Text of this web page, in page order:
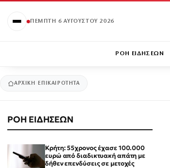
ΠΈΜΠΤΗ 6 ΑΥΓΟΎΣΤΟΥ 2026
ΡΟΗ ΕΙΔΗΣΕΩΝ
ΑΡΧΙΚΉ ΕΠΙΚΑΙΡΟΤΗΤΑ
ΡΟΗ ΕΙΔΗΣΕΩΝ
Κρήτη: 55χρονος έχασε 100.000
ευρώ από διαδικτυακή απάτη με
δήθεν επενδύσεις σε μετοχές